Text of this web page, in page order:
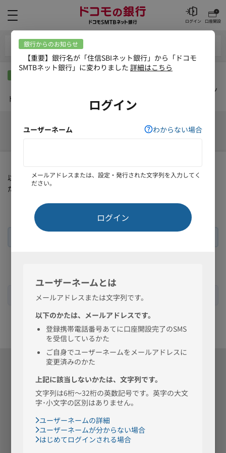
口座開設
ログイン
【重要】銀行名が「住信SBIネット銀行」から「ドコモSMTBネッ
ト銀行」に変わりました
詳細はこちら
入出金処理結果
以下の必要項目を入力のうえ、「表示」ボタンをクリックしてく
ださい。
委託者コード
表示
法人メニュー
公式Facebook
公式X
つかいかた
ガイド